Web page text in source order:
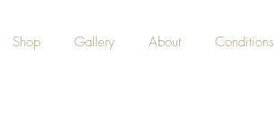
Shop Gallery About Conditions